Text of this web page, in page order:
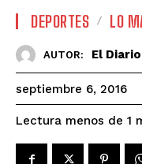
DEPORTES LO
AUTOR: El
septiembre 6, 2016
Lectura menos de 1